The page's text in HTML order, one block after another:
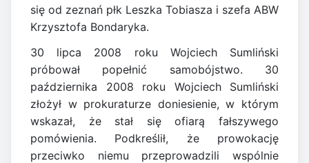
się od zeznań płk Leszka Tobiasza i szefa ABW
Krzysztofa Bondaryka.
30 lipca 2008 roku Wojciech Sumliński
próbował popełnić samobójstwo. 30
października 2008 roku Wojciech Sumliński
złożył w prokuraturze doniesienie, w którym
wskazał, że stał się ofiarą fałszywego
pomówienia. Podkreślił, że prowokację
przeciwko niemu przeprowadzili wspólnie